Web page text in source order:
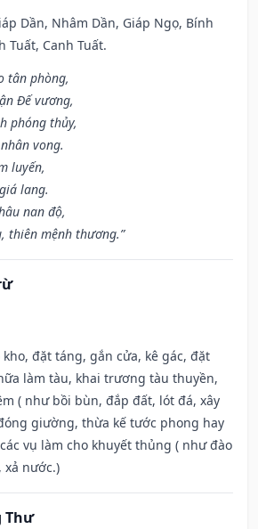
Dần, Nhâm Dần, Giáp Ngọ, Bính
Tuất, Canh Tuất.
tân phòng,
Đế vương,
phóng thủy,
vong.
luyến,
lang.
nan độ,
thiên mệnh thương.”
kho, đặt táng, gắn cửa, kê gác, đặt
làm tàu, khai trương tàu thuyền,
( như bồi bùn, đắp đất, lót đá, xây
giường, thừa kế tước phong hay
vụ làm cho khuyết thủng ( như đào
xả nước.)
Thư